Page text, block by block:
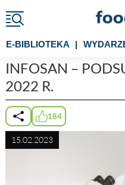
E-BIBLIOTEKA |
INFOSAN –
2022 R.
184
15.02.2023